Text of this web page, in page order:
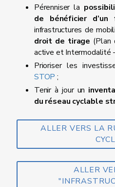
Pérenniser la
de bénéficier d’un
infrastructures de
droit de tirage (Plan
active et Intermodalité
Prioriser les
STOP ;
Tenir à jour un
du réseau cyclable
ALLER VERS LA
ALLER